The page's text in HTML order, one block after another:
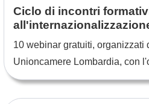
Ciclo di incontri
10 webinar gratuiti, organizzati
Unioncamere Lombardia, con